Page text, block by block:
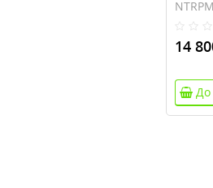
14
До